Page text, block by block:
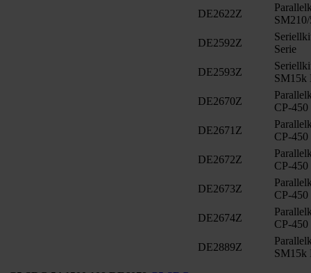
DE2622Z
DE2592Z
Serie
DE2593Z
SM15k
DE2670Z
CP-450
DE2671Z
CP-450
DE2672Z
CP-450
DE2673Z
CP-450
DE2674Z
CP-450
DE2889Z
SM15k